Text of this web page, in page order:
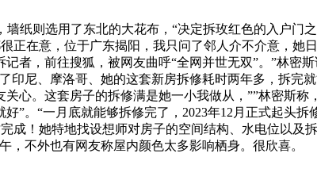
则选用了东北的大花布，“决定拆玫红色的入户门
在意，位于广东揭阳，我只问了邻人介不介意，她
者，前往搜狐，被网友曲呼“全网并世无双”。”林密
尼、摩洛哥、她的这套新房拆修耗时两年多，拆完
心。这套房子的拆修满是她一小我做从，””林密斯
”。“一月底就能够拆修完了，2023年12月正式起头拆
！她特地找设想师对房子的空间结构、水电位以及
，不外也有网友称屋内颜色太多影响栖身。很欣喜。